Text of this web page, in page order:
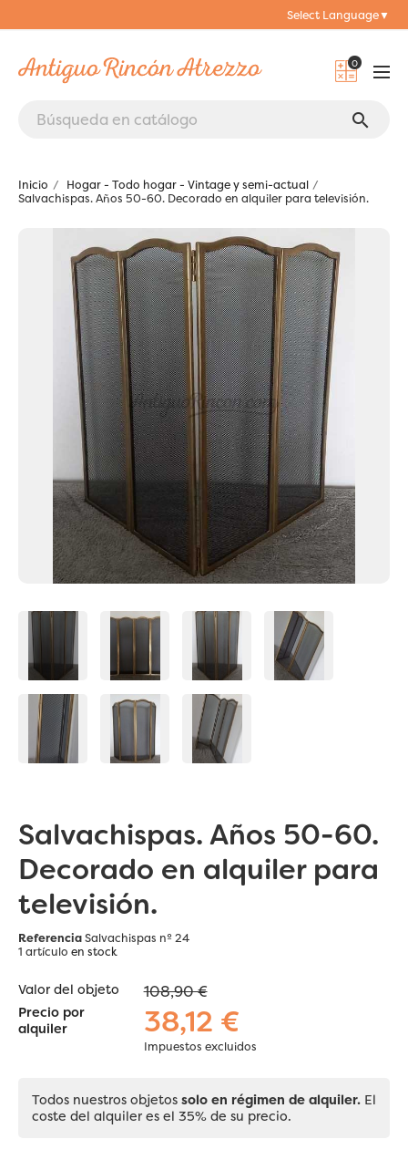
Select Language▼
0
search
Inicio
Hogar - Todo hogar - Vintage y semi-actual
Salvachispas. Años 50-60. Decorado en alquiler para televisión.
Salvachispas. Años 50-60.
Decorado en alquiler para
televisión.
ReferenciaSalvachispas nº 24
1 artículo en stock
Valor del objeto 108,90 €
Precio por
alquiler
38,12 €
Impuestos excluidos
Todos nuestros objetos solo en régimen de alquiler. El
coste del alquiler es el 35% de su precio.